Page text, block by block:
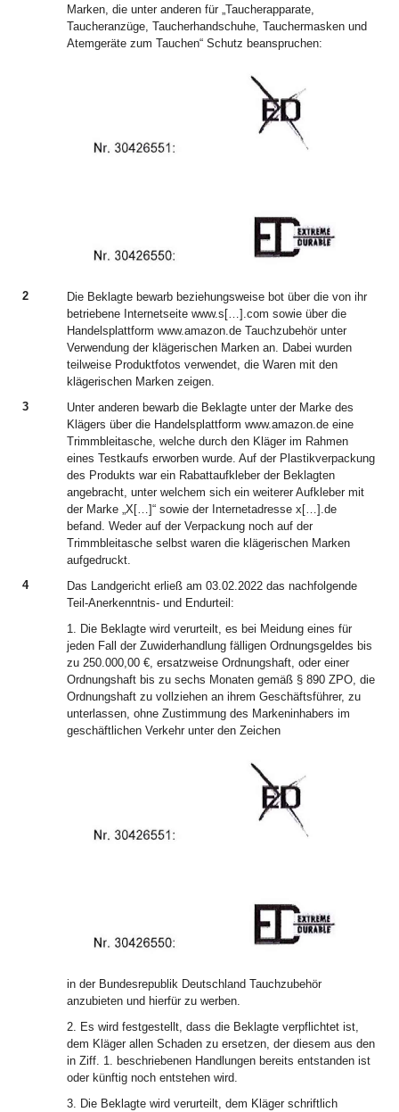
Marken, die unter anderen für „Taucherapparate,
Taucheranzüge, Taucherhandschuhe, Tauchermasken und
Atemgeräte zum Tauchen“ Schutz beanspruchen:
2
Die Beklagte bewarb beziehungsweise bot über die von ihr
betriebene Internetseite www.s[…].com sowie über die
Handelsplattform www.amazon.de Tauchzubehör unter
Verwendung der klägerischen Marken an. Dabei wurden
teilweise Produktfotos verwendet, die Waren mit den
klägerischen Marken zeigen.
3
Unter anderen bewarb die Beklagte unter der Marke des
Klägers über die Handelsplattform www.amazon.de eine
Trimmbleitasche, welche durch den Kläger im Rahmen
eines Testkaufs erworben wurde. Auf der Plastikverpackung
des Produkts war ein Rabattaufkleber der Beklagten
angebracht, unter welchem sich ein weiterer Aufkleber mit
der Marke „X[…]“ sowie der Internetadresse x[…].de
befand. Weder auf der Verpackung noch auf der
Trimmbleitasche selbst waren die klägerischen Marken
aufgedruckt.
4
Das Landgericht erließ am 03.02.2022 das nachfolgende
Teil-Anerkenntnis- und Endurteil:
1. Die Beklagte wird verurteilt, es bei Meidung eines für
jeden Fall der Zuwiderhandlung fälligen Ordnungsgeldes bis
zu 250.000,00 €, ersatzweise Ordnungshaft, oder einer
Ordnungshaft bis zu sechs Monaten gemäß § 890 ZPO, die
Ordnungshaft zu vollziehen an ihrem Geschäftsführer, zu
unterlassen, ohne Zustimmung des Markeninhabers im
geschäftlichen Verkehr unter den Zeichen
in der Bundesrepublik Deutschland Tauchzubehör
anzubieten und hierfür zu werben.
2. Es wird festgestellt, dass die Beklagte verpflichtet ist,
dem Kläger allen Schaden zu ersetzen, der diesem aus den
in Ziff. 1. beschriebenen Handlungen bereits entstanden ist
oder künftig noch entstehen wird.
3. Die Beklagte wird verurteilt, dem Kläger schriftlich